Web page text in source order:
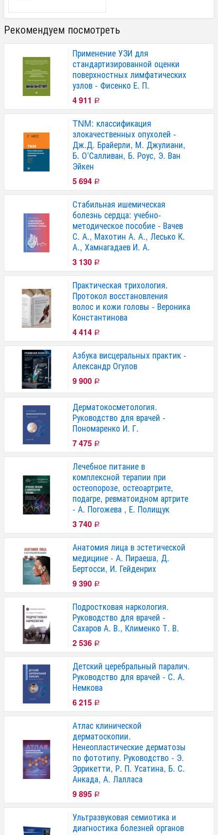
Рекомендуем посмотреть
Применение УЗИ для
стандартизированной оценки
поверхностных лимфатических
узлов - Фисенко Е. П.
4 911 Р
TNM: классификация
злокачественных опухолей -
Дж.Д. Брайерли, М. Джулиани,
Б. О’Салливан, Б. Роус, Э. Ван
Эйкен
5 694 Р
Стабильная ишемическая
болезнь сердца: учебно-
методическое пособие - Вачев
С. А., Махотин А. А., Лесько К.
А., Хамнагадаев И. А.
3 130 Р
Практическая трихология.
Протокол восстановления
волос и кожи головы - Вероника
Константинова
4 414 Р
Азбука висцеральных практик -
Александр Огулов
9 900 Р
Дерматокосметология.
Руководство для врачей -
Пономаренко И. Г.
7 475 Р
Лечебное питание в
комплексной терапии при
остеопорозе, остеоартрите,
подагре, ревматоидном артрите
- А. Погожева , Е. Полищук
3 740 Р
Анатомия лица в эстетической
медицине - А. Пираеша, Д.
Бертосси, И. Гейденрих
9 390 Р
Подростковая наркология.
Руководство для врачей -
Сахаров А. В., Клименко Т. В.
2 536 Р
Детский церебральный паралич.
Руководство для врачей - С. А.
Немкова
6 215 Р
Атлас клинической
дерматоскопии.
Ненеопластические дерматозы
по фототипу. Руководство - Э.
Эррикетти, Р. П. Усатина, Б. С.
Анкада, А. Лалласа
9 895 Р
Ультразвуковая семиотика и
диагностика болезней органов